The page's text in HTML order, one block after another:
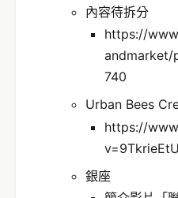
內容待拆分
https://
andmarket/
740
Urban Bees
https://
銀座